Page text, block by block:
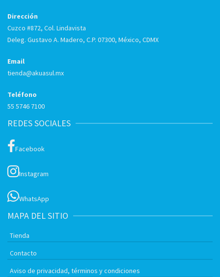
Dirección
Cuzco #872, Col. Lindavista
Deleg. Gustavo A. Madero, C.P. 07300, México, CDMX
Email
tienda@akuasul.mx
Teléfono
55 5746 7100
REDES SOCIALES
Facebook
Instagram
WhatsApp
MAPA DEL SITIO
Tienda
Contacto
Aviso de privacidad, términos y condiciones